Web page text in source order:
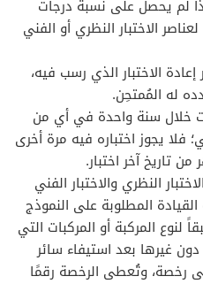
لم يحصل على نسبة درجات
الاختبار النظري أو الفني
الاختبار الذي رسب فيه،
له المُمتحِن.
الطالب أربع 4 مرات خلال سنة واحدة في أي من
فلا يجوز اختباره فيه مرة أخرى
النظري والاختبار الفني
المطلوبة على النموذج
المركبة أو المركبات التي
غيرها بعد استيفاء سائر
رخصة، وتُعطى الرخصة رقمًا